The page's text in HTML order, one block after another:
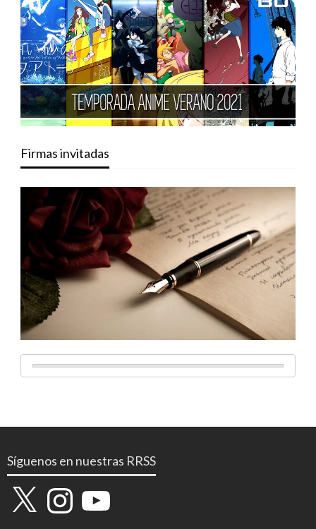
Firmas invitadas
Síguenos en nuestras RRSS
X InstagramYouTube